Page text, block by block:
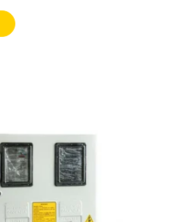
IP: Hasta IP66
al impacto IK:
color gris
de cierre: Chapa
y perno